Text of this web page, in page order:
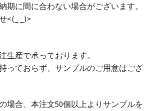
期に間に合わない場合がございます。
<(_ _)>
生産で承っております。
っておらず、サンプルのご用意はござ
場合、本注文50個以上よりサンプルを